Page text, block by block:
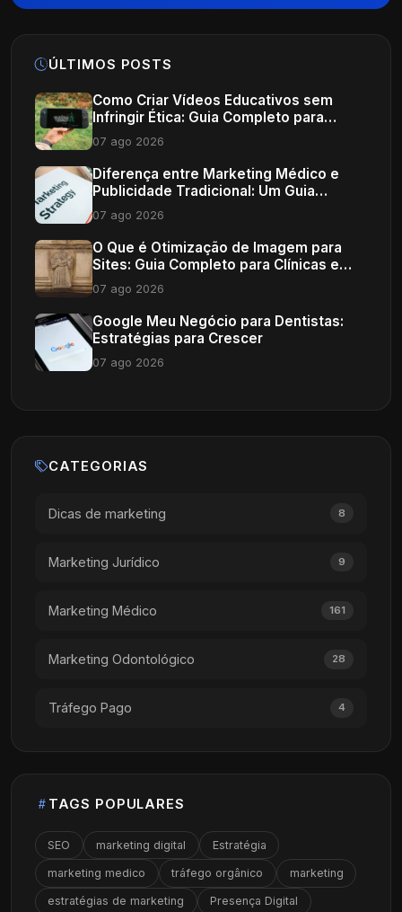
ÚLTIMOS POSTS
Como Criar Vídeos Educativos sem
Infringir Ética: Guia Completo para
Profissionais de Saúde
07 ago 2026
Diferença entre Marketing Médico e
Publicidade Tradicional: Um Guia
Completo
07 ago 2026
O Que é Otimização de Imagem para
Sites: Guia Completo para Clínicas e
Consultórios
07 ago 2026
Google Meu Negócio para Dentistas:
Estratégias para Crescer
07 ago 2026
CATEGORIAS
Dicas de marketing 8
Marketing Jurídico 9
Marketing Médico 161
Marketing Odontológico 28
Tráfego Pago 4
TAGS POPULARES
SEO marketing digital Estratégia
marketing medico tráfego orgânico marketing
estratégias de marketing Presença Digital